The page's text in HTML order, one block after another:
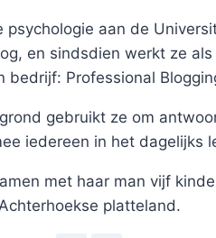
psychologie aan de
en sindsdien werkt ze
bedrijf: Professional
gebruikt ze om
iedereen in het dagelijks
met haar man vijf
platteland.